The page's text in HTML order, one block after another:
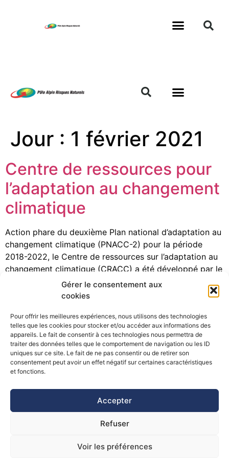
Gérer le consentement aux
cookies
Pour offrir les meilleures expériences, nous utilisons des technologies
telles que les cookies pour stocker et/ou accéder aux informations des
appareils. Le fait de consentir à ces technologies nous permettra de
traiter des données telles que le comportement de navigation ou les ID
uniques sur ce site. Le fait de ne pas consentir ou de retirer son
consentement peut avoir un effet négatif sur certaines caractéristiques
et fonctions.
Accepter
Refuser
Voir les préférences
Jour : 1 février 2021
Centre de ressources pour
l’adaptation au changement
climatique
Action phare du deuxième Plan national d’adaptation au
changement climatique (PNACC-2) pour la période
2018-2022, le Centre de ressources sur l’adaptation au
changement climatique (CRACC) a été développé par le
Cerema (Centre d’études et d’expertise sur les risques,
l’environnement, la mobilité et l’aménagement), sous le
partenariat […]
©Pôle Alpin d’études et de recherche pour la prévention des